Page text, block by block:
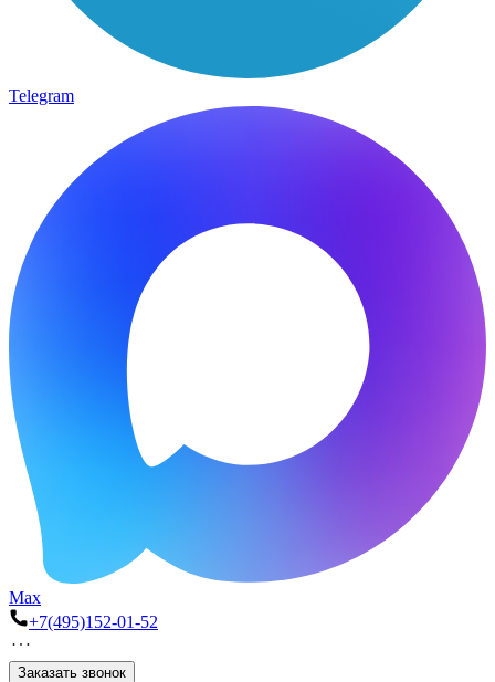
Telegram
Max
+7(495)152-01-52
Заказать звонок